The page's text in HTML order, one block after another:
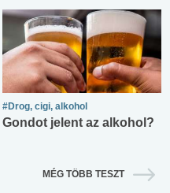
#Drog, cigi, alkohol
Gondot jelent az alkohol?
MÉG TÖBB TESZT